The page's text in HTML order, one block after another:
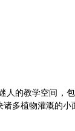
的教学空间，
多植物灌溉的小